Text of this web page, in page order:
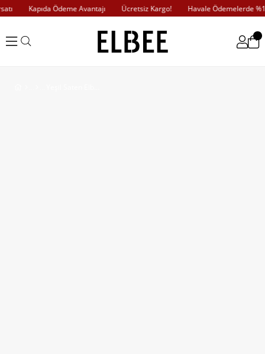
Kapıda Ödeme Avantajı Ücretsiz Kargo! Havale Ödemelerde